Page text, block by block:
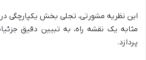
این نظریه مشورتی، تجلی بخش یکپارچگی
مثابه یک نقشه راه، به تبیین دقیق
پردازد.